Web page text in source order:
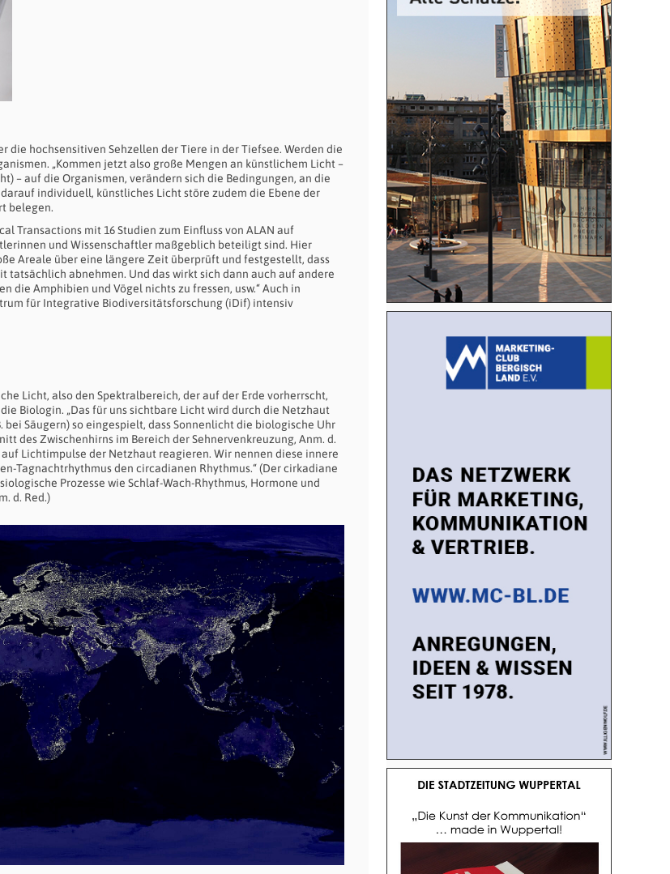
hochsensitiven Sehzellen der Tiere in der Tiefsee. Werden die
„Kommen jetzt also große Mengen an künstlichem Licht –
– auf die Organismen, verändern sich die Bedingungen, an die
individuell, künstliches Licht störe zudem die Ebene der
belegen.
Transactions mit 16 Studien zum Einfluss von ALAN auf
und Wissenschaftler maßgeblich beteiligt sind. Hier
Areale über eine längere Zeit überprüft und festgestellt, dass
abnehmen. Und das wirkt sich dann auch auf andere
die Amphibien und Vögel nichts zu fressen, usw.“ Auch in
für Integrative Biodiversitätsforschung (iDif) intensiv
Licht, also den Spektralbereich, der auf der Erde vorherrscht,
Biologin. „Das für uns sichtbare Licht wird durch die Netzhaut
bei Säugern) so eingespielt, dass Sonnenlicht die biologische Uhr
des Zwischenhirns im Bereich der Sehnervenkreuzung, Anm. d.
Lichtimpulse der Netzhaut reagieren. Wir nennen diese innere
Tagnachtrhythmus den circadianen Rhythmus.“ (Der cirkadiane
Prozesse wie Schlaf-Wach-Rhythmus, Hormone und
d. Red.)